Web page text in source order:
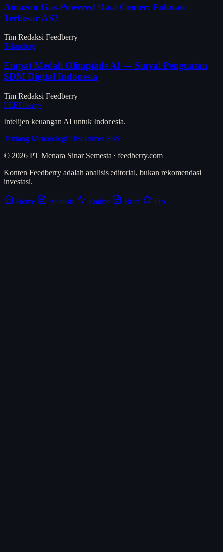
Amazon Gas-Powered Data Center: Polutan
Terbesar AS?
Tim Redaksi Feedberry
Teknologi
Empat Medali Olimpiade AI — Sinyal Penguatan
SDM Digital Indonesia
Tim Redaksi Feedberry
FEEDberry
Intelijen keuangan AI untuk Indonesia.
Tentang Metodologi Disclaimer RSS
© 2026 PT Menara Sinar Semesta · feedberry.com
Konten Feedberry adalah analisis editorial, bukan rekomendasi
investasi.
Home Analisis Emiten Brief Pro